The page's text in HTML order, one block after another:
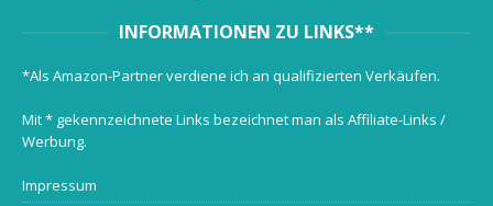
INFORMATIONEN ZU LINKS**
*Als Amazon-Partner verdiene ich an qualifizierten Verkäufen.
Mit * gekennzeichnete Links bezeichnet man als Affiliate-Links /
Werbung.
Impressum